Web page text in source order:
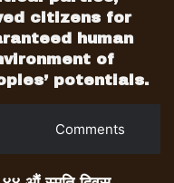
प्रजातन्त्र र
विश्वेश्वर प्रसाद
उनकै बंश
भएको थियो,
संविधान सभामा
ल्याउनमा हजारौँको
citizens for
human
of
potentials.
Comments